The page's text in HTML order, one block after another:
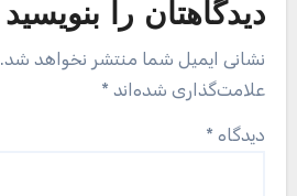
دیدگاهتان را بنویسید
نشانی ایمیل شما منتشر نخواهد شد.
علامت‌گذاری شده‌اند *
دیدگاه *